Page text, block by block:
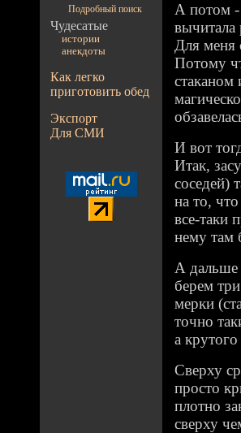
Подробный поиск
Чудесатые
истории
анекдоты
Как легко
приготовить обед
Экспорт
Для СМИ
А потом -
вычитала
Для меня
Потому
стаканом
И вот
Итак,
соседей)
на то,
все-таки
нему там
А дальше
берем
мерки
точно
а
Сверху
просто
плотно
сверху